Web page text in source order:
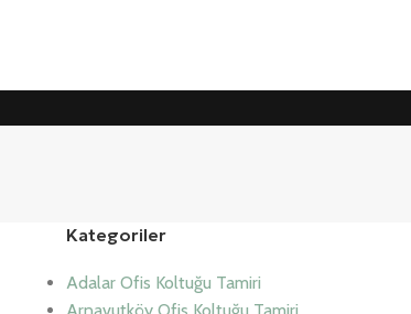
Kategoriler
Adalar Ofis Koltuğu Tamiri